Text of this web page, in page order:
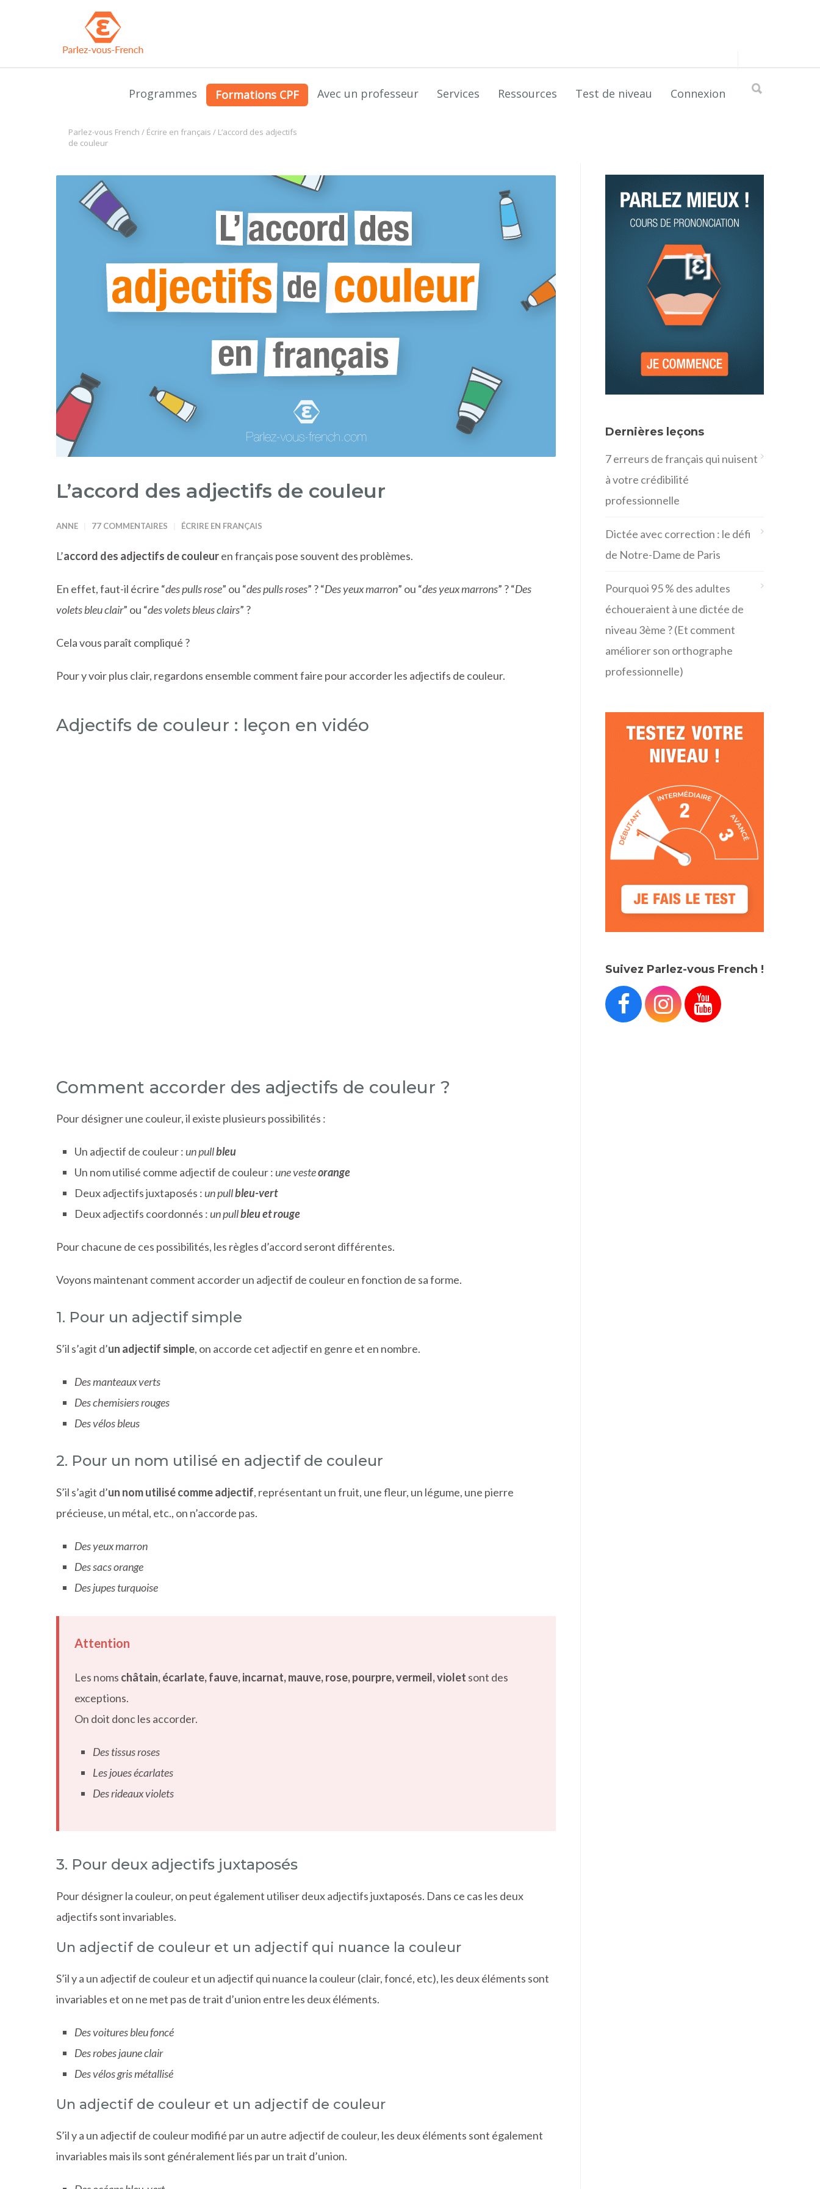
Programmes Formations CPF Avec un professeur Services Ressources Test de niveau Connexion
Parlez-vous French / Écrire en français / L’accord des adjectifs
de couleur
L’accord des adjectifs de couleur
ANNE 77 COMMENTAIRES ÉCRIRE EN FRANÇAIS
L’accord des adjectifs de couleuren français pose souvent des problèmes.
En effet, faut-il écrire “des pulls rose” ou “des pulls roses” ? “Des yeux marron” ou “des yeux marrons” ? “Des
volets bleu clair” ou “des volets bleus clairs” ?
Cela vous paraît compliqué ?
Pour y voir plus clair, regardons ensemble comment faire pour accorder les adjectifs de couleur.
Adjectifs de couleur : leçon en vidéo
Comment accorder des adjectifs de couleur ?
Pour désigner une couleur, il existe plusieurs possibilités :
Un adjectif de couleur : un pullbleu
Un nom utilisé comme adjectif de couleur : une vesteorange
Deux adjectifs juxtaposés : un pullbleu-vert
Deux adjectifs coordonnés : un pullbleu et rouge
Pour chacune de ces possibilités, les règles d’accord seront différentes.
Voyons maintenant comment accorder un adjectif de couleur en fonction de sa forme.
1. Pour un adjectif simple
S’il s’agit d’un adjectif simple, on accorde cet adjectif en genre et en nombre.
Des manteaux verts
Des chemisiers rouges
Des vélos bleus
2. Pour un nom utilisé en adjectif de couleur
S’il s’agit d’un nom utilisé comme adjectif, représentant un fruit, une fleur, un légume, une pierre
précieuse, un métal, etc., on n’accorde pas.
Des yeux marron
Des sacs orange
Des jupes turquoise
Attention
Les noms châtain, écarlate, fauve, incarnat, mauve, rose, pourpre, vermeil, violet sont des
exceptions.
On doit donc les accorder.
Des tissus roses
Les joues écarlates
Des rideaux violets
3. Pour deux adjectifs juxtaposés
Pour désigner la couleur, on peut également utiliser deux adjectifs juxtaposés. Dans ce cas les deux
adjectifs sont invariables.
Un adjectif de couleur et un adjectif qui nuance la couleur
S’il y a un adjectif de couleur et un adjectif qui nuance la couleur (clair, foncé, etc), les deux éléments sont
invariables et on ne met pas de trait d’union entre les deux éléments.
Des voitures bleu foncé
Des robes jaune clair
Des vélos gris métallisé
Un adjectif de couleur et un adjectif de couleur
S’il y a un adjectif de couleur modifié par un autre adjectif de couleur, les deux éléments sont également
invariables mais ils sont généralement liés par un trait d’union.
Dernières leçons
7 erreurs de français qui nuisent
à votre crédibilité
professionnelle
Dictée avec correction : le défi
de Notre-Dame de Paris
Pourquoi 95 % des adultes
échoueraient à une dictée de
niveau 3ème ? (Et comment
améliorer son orthographe
professionnelle)
Suivez Parlez-vous French !
  